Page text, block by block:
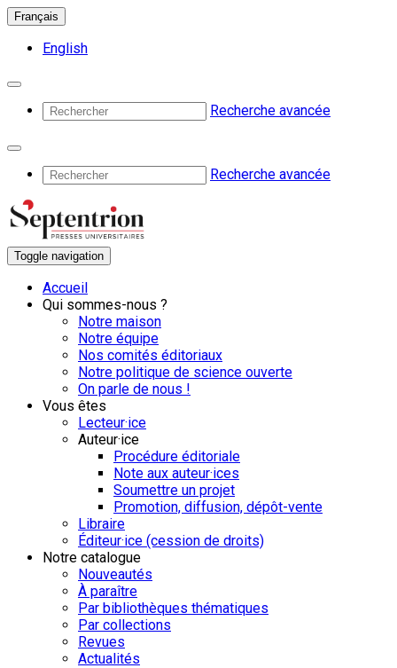
Français
English
Recherche avancée
Recherche avancée
Toggle navigation
Accueil
Qui sommes-nous ?
Notre maison
Notre équipe
Nos comités éditoriaux
Notre politique de science ouverte
On parle de nous !
Vous êtes
Lecteur·ice
Auteur·ice
Procédure éditoriale
Note aux auteur·ices
Soumettre un projet
Promotion, diffusion, dépôt-vente
Libraire
Éditeur·ice (cession de droits)
Notre catalogue
Nouveautés
À paraître
Par bibliothèques thématiques
Par collections
Revues
Actualités